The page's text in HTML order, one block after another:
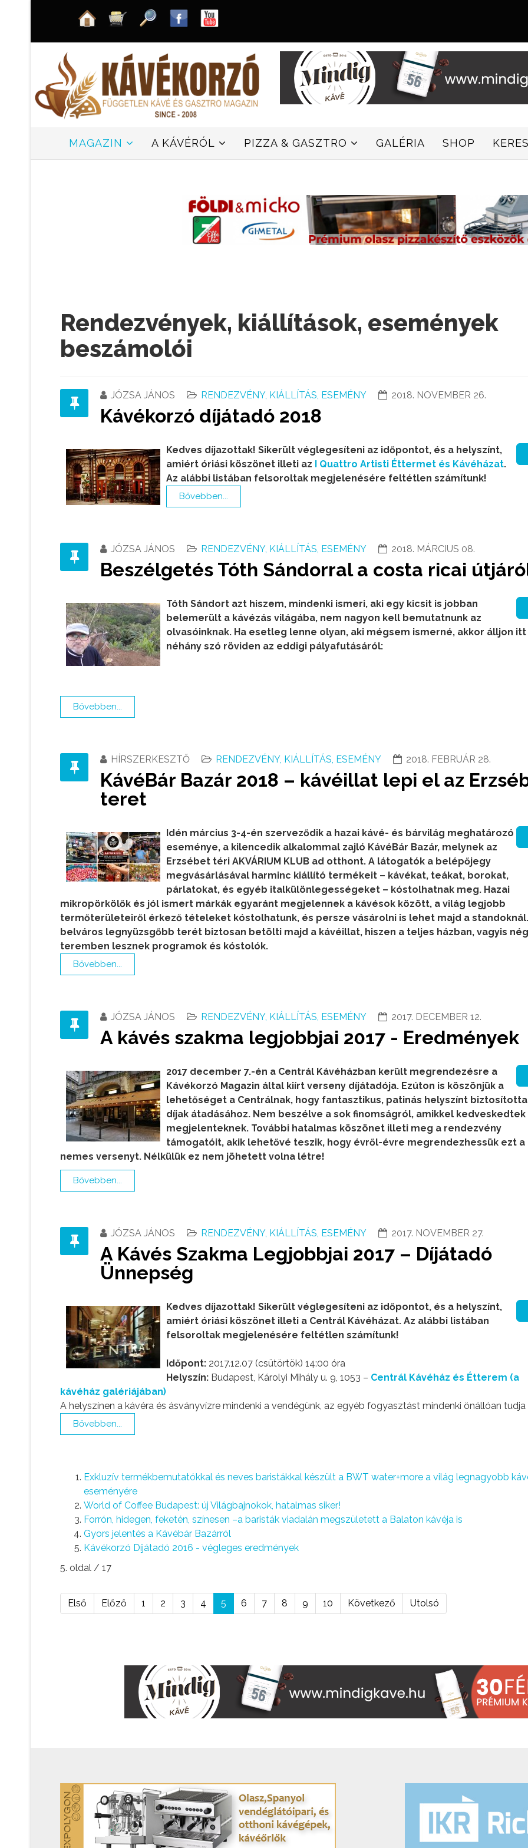
MAGAZIN A KÁVÉRÓL PIZZA & GASZTRO GALÉRIA SHOP
Rendezvények, kiállítások, események
beszámolói
JÓZSA JÁNOS RENDEZVÉNY, KIÁLLÍTÁS, ESEMÉNY 2018. NOVEMBER 26.
Kávékorzó díjátadó 2018
Kedves díjazottak! Sikerült véglegesíteni az időpontot, és a helyszínt,
amiért óriási köszönet illeti az I Quattro Artisti Éttermet és Kávéházat.
Az alábbi listában felsoroltak megjelenésére feltétlen számítunk!
Bővebben...
JÓZSA JÁNOS RENDEZVÉNY, KIÁLLÍTÁS, ESEMÉNY 2018. MÁRCIUS 08.
Beszélgetés Tóth Sándorral a costa ricai
Tóth Sándort azt hiszem, mindenki ismeri, aki egy kicsit is jobban
belemerült a kávézás világába, nem nagyon kell bemutatnunk az
olvasóinknak. Ha esetleg lenne olyan, aki mégsem ismerné, akkor álljon itt
néhány szó röviden az eddigi pályafutásáról:
Bővebben...
HÍRSZERKESZTŐ RENDEZVÉNY, KIÁLLÍTÁS, ESEMÉNY 2018. FEBRUÁR 28.
KávéBár Bazár 2018 – kávéillat lepi el az
teret
Idén március 3-4-én szerveződik a hazai kávé- és bárvilág meghatározó
eseménye, a kilencedik alkalommal zajló KávéBár Bazár, melynek az
Erzsébet téri AKVÁRIUM KLUB ad otthont. A látogatók a belépőjegy
megvásárlásával harminc kiállító termékeit – kávékat, teákat, borokat,
párlatokat, és egyéb italkülönlegességeket – kóstolhatnak meg. Hazai
mikropörkölők és jól ismert márkák egyaránt megjelennek a kávésok között, a világ legjobb
termőterületeiről érkező tételeket kóstolhatunk, és persze vásárolni is lehet majd a
belváros legnyüzsgőbb terét biztosan betölti majd a kávéillat, hiszen a teljes házban, vagyis
teremben lesznek programok és kóstolók.
Bővebben...
JÓZSA JÁNOS RENDEZVÉNY, KIÁLLÍTÁS, ESEMÉNY 2017. DECEMBER 12.
A kávés szakma legjobbjai 2017 - Eredmények
2017 december 7.-én a Centrál Kávéházban került megrendezésre a
Kávékorzó Magazin által kiírt verseny díjátadója. Ezúton is köszönjük a
lehetőséget a Centrálnak, hogy fantasztikus, patinás helyszínt
díjak átadásához. Nem beszélve a sok finomságról, amikkel kedveskedtek
megjelenteknek. További hatalmas köszönet illeti meg a rendezvény
támogatóit, akik lehetővé teszik, hogy évről-évre megrendezhessük ezt a
nemes versenyt. Nélkülük ez nem jöhetett volna létre!
Bővebben...
JÓZSA JÁNOS RENDEZVÉNY, KIÁLLÍTÁS, ESEMÉNY 2017. NOVEMBER 27.
A Kávés Szakma Legjobbjai 2017 – Díjátadó
Ünnepség
Kedves díjazottak! Sikerült véglegesíteni az időpontot, és a helyszínt,
amiért óriási köszönet illeti a Centrál Kávéházat. Az alábbi listában
felsoroltak megjelenésére feltétlen számítunk!
Időpont: 2017.12.07 (csütörtök) 14:00 óra
Helyszín: Budapest, Károlyi Mihály u. 9, 1053 – Centrál Kávéház és Étterem (a
kávéház galériájában)
A helyszínen a kávéra és ásványvízre mindenki a vendégünk, az egyéb fogyasztást mindenki önállóan tudja
Bővebben...
Exkluzív termékbemutatókkal és neves baristákkal készült a BWT water+more a világ legnagyobb
eseményére
World of Coffee Budapest: új Világbajnokok, hatalmas siker!
Forrón, hidegen, feketén, színesen –a baristák viadalán megszületett a Balaton kávéja is
Gyors jelentés a Kávébár Bazárról
Kávékorzó Díjátadó 2016 - végleges eredmények
5. oldal / 17
Első Előző 1 2 3 4 5 6 7 8 9 10 Következő Utolsó